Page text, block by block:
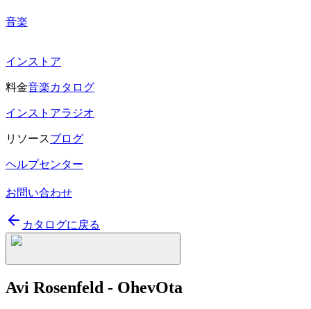
音楽
インストア
料金音楽カタログ
インストアラジオ
リソースブログ
ヘルプセンター
お問い合わせ
カタログに戻る
Avi Rosenfeld - OhevOta